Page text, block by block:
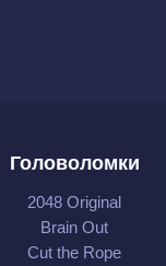
Головоломки
2048 Original
Brain Out
Cut the Rope